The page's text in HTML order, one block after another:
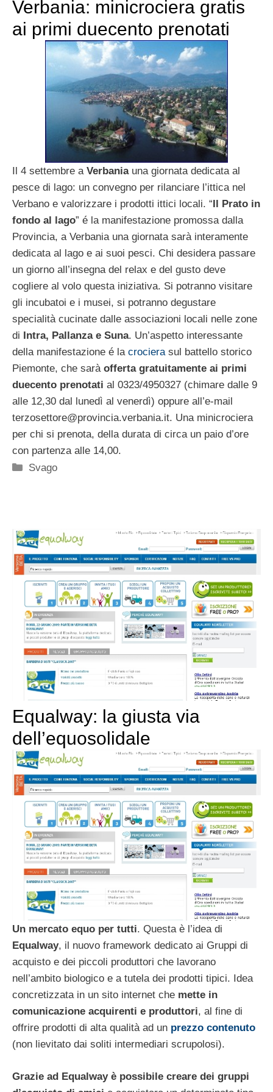
Verbania: minicrociera gratis
ai primi duecento prenotati
Il 4 settembre a Verbaniauna giornata dedicata al
pesce di lago: un convegno per rilanciare l’ittica nel
Verbano e valorizzare i prodotti ittici locali. “Il Prato in
fondo al lago” é la manifestazione promossa dalla
Provincia, a Verbania una giornata sarà interamente
dedicata al lago e ai suoi pesci. Chi desidera passare
un giorno all’insegna del relax e del gusto deve
cogliere al volo questa iniziativa. Si potranno visitare
gli incubatoi e i musei, si potranno degustare
specialità cucinate dalle associazioni locali nelle zone
di Intra, Pallanza e Suna. Un’aspetto interessante
della manifestazione é la crocierasul battello storico
Piemonte, che sarà offerta gratuitamente ai primi
duecento prenotati al 0323/4950327 (chimare dalle 9
alle 12,30 dal lunedì al venerdì) oppure all’e-mail
terzosettore@provincia.verbania.it. Una minicrociera
per chi si prenota, della durata di circa un paio d’ore
con partenza alle 14,00.
Categorie
Svago
Equalway: la giusta via
dell’equosolidale
Un mercato equo per tutti. Questa è l’idea di
Equalway, il nuovo framework dedicato ai Gruppi di
acquisto e dei piccoli produttori che lavorano
nell’ambito biologico e a tutela dei prodotti tipici. Idea
concretizzata in un sito internet che mette in
comunicazione acquirenti e produttori, al fine di
offrire prodotti di alta qualità ad un prezzo contenuto
(non lievitato dai soliti intermediari scrupolosi).
Grazie ad Equalway è possibile creare dei gruppi